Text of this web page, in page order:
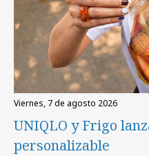
viernes, 7 de agosto 2026
UNIQLO y Frigo
personalizable